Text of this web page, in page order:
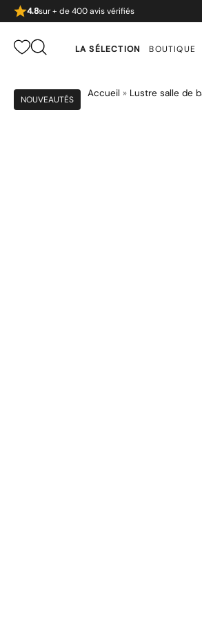
4.8sur + de 400 avis vérifiés
LA SÉLECTION BOUTIQUE
Accueil » Lustre salle de
NOUVEAUTÉS